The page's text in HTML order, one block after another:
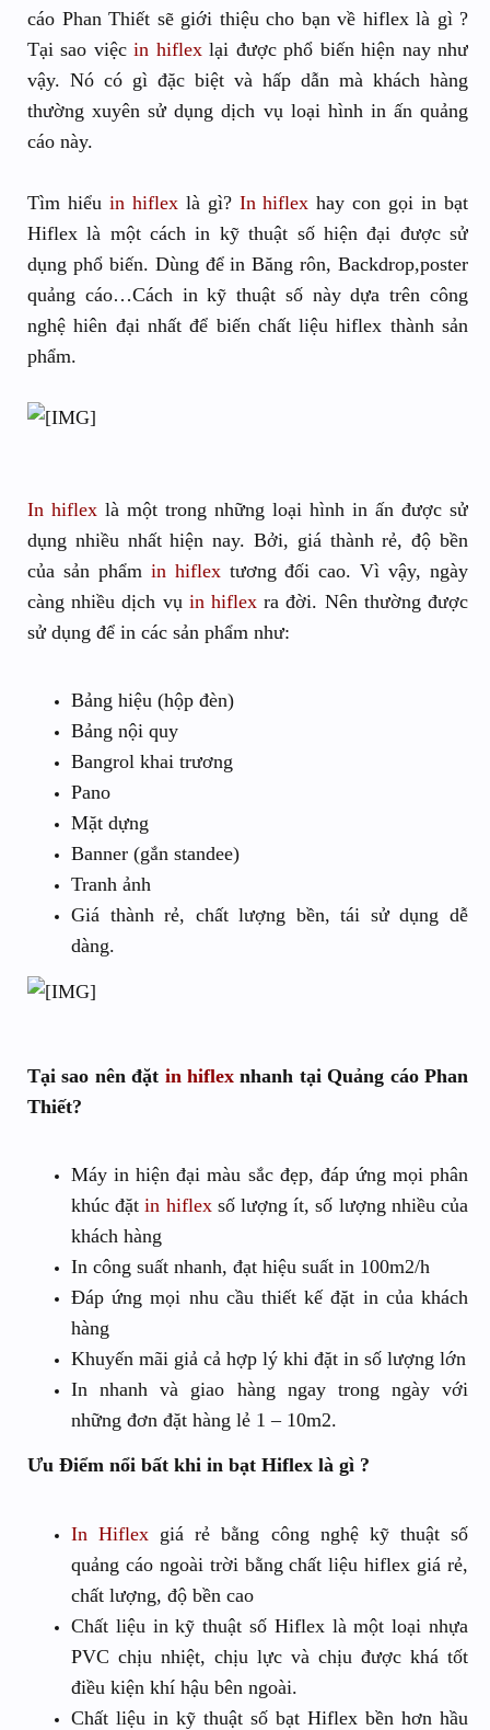
cáo Phan Thiết sẽ giới thiệu cho bạn về hiflex là gì ?
Tại sao việcin hiflexlại được phổ biến hiện nay như
vậy. Nó có gì đặc biệt và hấp dẫn mà khách hàng
thường xuyên sử dụng dịch vụ loại hình in ấn quảng
cáo này.
Tìm hiểu in hiflexlà gì? In hiflex hay con gọi in bạt
Hiflex là một cách in kỹ thuật số hiện đại được sử
dụng phổ biến. Dùng để in Băng rôn, Backdrop,poster
quảng cáo…Cách in kỹ thuật số này dựa trên công
nghệ hiên đại nhất để biến chất liệu hiflex thành sản
phẩm.
In hiflex là một trong những loại hình in ấn được sử
dụng nhiều nhất hiện nay. Bởi, giá thành rẻ, độ bền
của sản phẩm in hiflextương đối cao. Vì vậy, ngày
càng nhiều dịch vụ in hiflex ra đời. Nên thường được
sử dụng để in các sản phẩm như:
Bảng hiệu (hộp đèn)
Bảng nội quy
Bangrol khai trương
Pano
Mặt dựng
Banner (gắn standee)
Tranh ảnh
Giá thành rẻ, chất lượng bền, tái sử dụng dễ
dàng.
Tại sao nên đặt in hiflex nhanh tại Quảng cáo Phan
Thiết?
Máy in hiện đại màu sắc đẹp, đáp ứng mọi phân
khúc đặtin hiflexsố lượng ít, số lượng nhiều của
khách hàng
In công suất nhanh, đạt hiệu suất in 100m2/h
Đáp ứng mọi nhu cầu thiết kế đặt in của khách
hàng
Khuyến mãi giả cả hợp lý khi đặt in số lượng lớn
In nhanh và giao hàng ngay trong ngày với
những đơn đặt hàng lẻ 1 – 10m2.
Ưu Điểm nổi bất khi in bạt Hiflex là gì ?
In Hiflex giá rẻ bằng công nghệ kỹ thuật số
quảng cáo ngoài trời bằng chất liệu hiflex giá rẻ,
chất lượng, độ bền cao
Chất liệu in kỹ thuật số Hiflex là một loại nhựa
PVC chịu nhiệt, chịu lực và chịu được khá tốt
điều kiện khí hậu bên ngoài.
Chất liệu in kỹ thuật số bạt Hiflex bền hơn hầu